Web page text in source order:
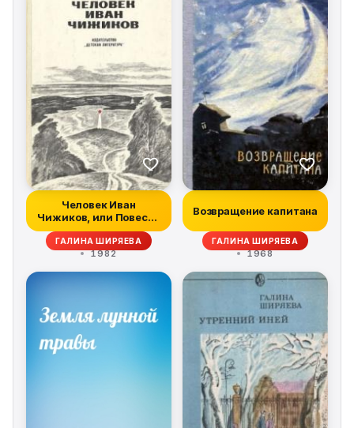
Человек Иван
Чижиков, или Повесть
о девочке из лег...
ГАЛИНА ШИРЯЕВА
1982
Возвращение капитана
ГАЛИНА ШИРЯЕВА
1968